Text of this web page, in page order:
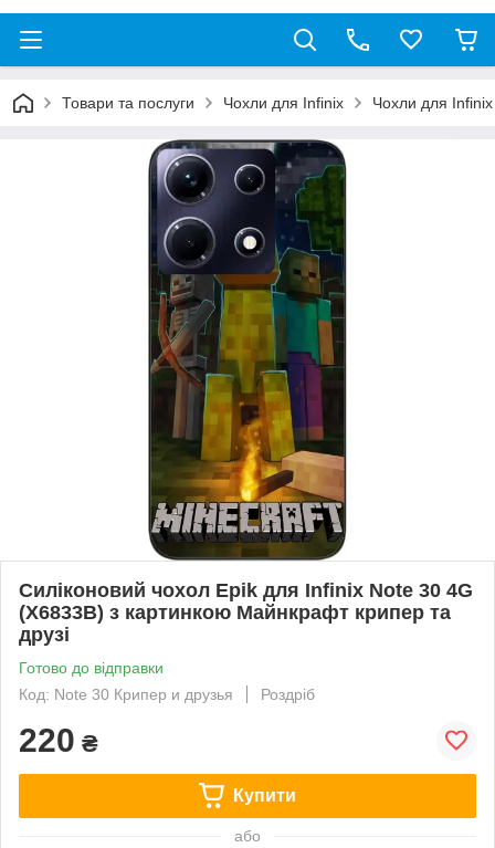
Товари та послуги Чохли для Infinix Чохли для
Силіконовий чохол Epik для Infinix Note 30 4G
(X6833B) з картинкою Майнкрафт крипер та
друзі
Готово до відправки
Код: Note 30 Крипер и друзья
Роздріб
220 ₴
Купити
або